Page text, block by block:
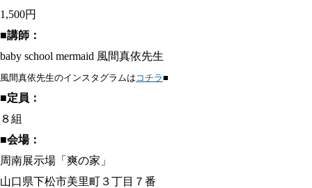
1,500円
■講師：
baby school mermaid 風間真依先生
風間真依先生のインスタグラムは コチラ■
■定員：
８組
■会場：
周南展示場「爽の家」
山口県下松市美里町３丁目７番